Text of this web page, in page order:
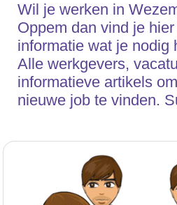
Wil je werken in
Oppem dan vind je
informatie wat je nodig
Alle werkgevers,
informatieve artikels
nieuwe job te vinden.